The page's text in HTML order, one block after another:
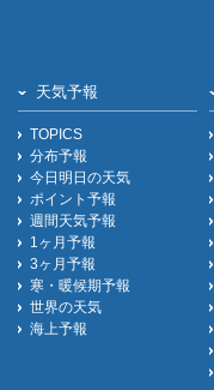
天気予報
TOPICS
分布予報
今日明日の天気
ポイント予報
週間天気予報
1ヶ月予報
3ヶ月予報
寒・暖候期予報
世界の天気
海上予報